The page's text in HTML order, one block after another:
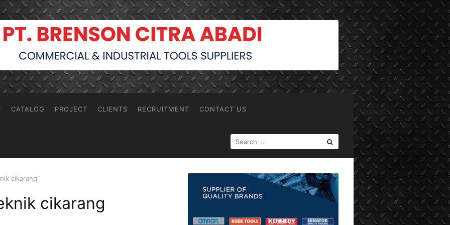
CATALOG PROJECT CLIENTS RECRUITMENT CONTACT US
SEARCH
FOR:
cikarang”
cikarang